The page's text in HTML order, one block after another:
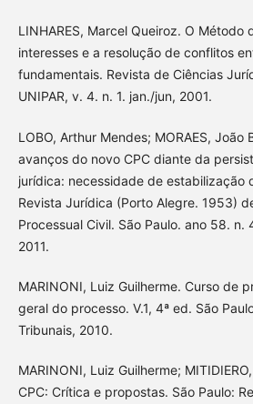
LINHARES, Marcel Queiroz. O Método
interesses e a resolução de conflitos
fundamentais. Revista de Ciências
UNIPAR, v. 4. n. 1. jan./jun, 2001.
LOBO, Arthur Mendes; MORAES, João
avanços do novo CPC diante da
jurídica: necessidade de estabilização
Revista Jurídica (Porto Alegre. 1953)
Processual Civil. São Paulo. ano 58. n.
2011.
MARINONI, Luiz Guilherme. Curso de
geral do processo. V.1, 4ª ed. São
Tribunais, 2010.
MARINONI, Luiz Guilherme;
CPC: Crítica e propostas. São Paulo: